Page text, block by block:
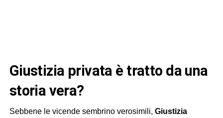
Giustizia privata è tratto da una
storia vera?
Sebbene le vicende sembrino verosimili, Giustizia